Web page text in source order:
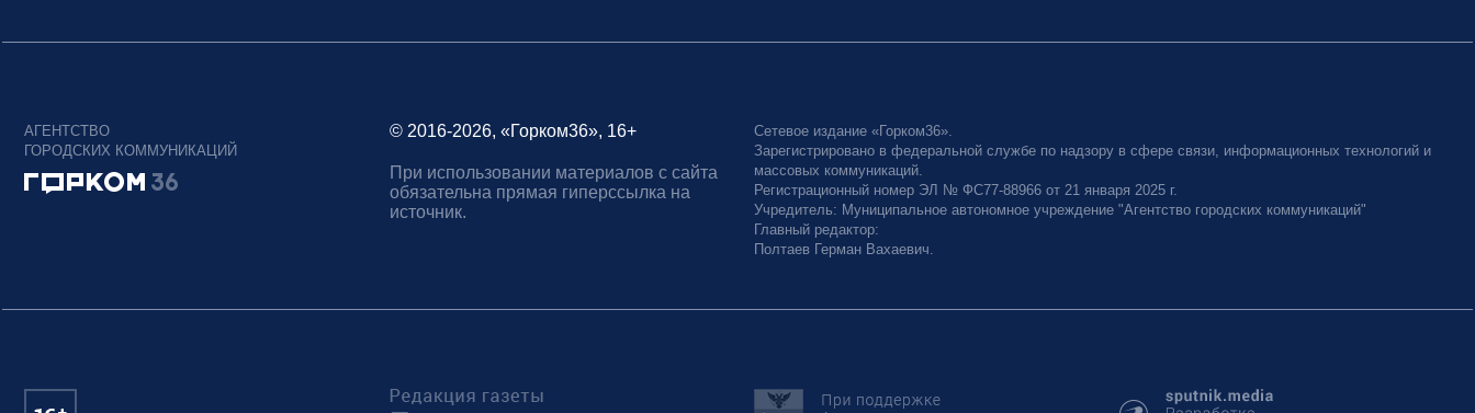
АГЕНТСТВО
ГОРОДСКИХ КОММУНИКАЦИЙ
© 2016-2026, «Горком36», 16+
При использовании материалов с сайта
обязательна прямая гиперссылка на
источник.
Сетевое издание «Горком36».
Зарегистрировано в федеральной службе по надзору в сфере связи, информационных технологий и
массовых коммуникаций.
Регистрационный номер ЭЛ № ФС77-88966 от 21 января 2025 г.
Учредитель: Муниципальное автономное учреждение "Агентство городских коммуникаций"
Главный редактор:
Полтаев Герман Вахаевич.